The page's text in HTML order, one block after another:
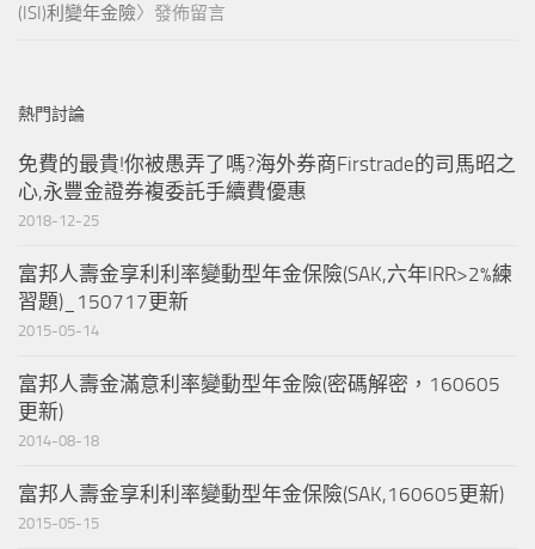
(ISI)利變年金險〉發佈留言
熱門討論
免費的最貴!你被愚弄了嗎?海外券商Firstrade的司馬昭之
心,永豐金證券複委託手續費優惠
2018-12-25
富邦人壽金享利利率變動型年金保險(SAK,六年IRR>2%練
習題)_150717更新
2015-05-14
富邦人壽金滿意利率變動型年金險(密碼解密，160605
更新)
2014-08-18
富邦人壽金享利利率變動型年金保險(SAK,160605更新)
2015-05-15